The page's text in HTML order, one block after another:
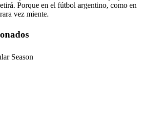
Porque en el fútbol argentino, como en
vez miente.
Season